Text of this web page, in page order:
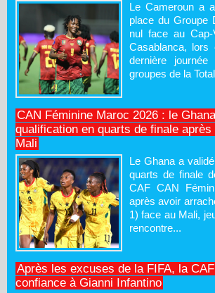
Le Cameroun a
place du Groupe
nul face au
Casablanca,
dernière
groupes de la
CAN Féminine Maroc 2026 : le
qualification en quarts de finale
Mali
Le Ghana a
quarts de finale
CAF CAN
après avoir
1) face au Mali,
rencontre...
Après les excuses de la FIFA, la
confiance à Gianni Infantino